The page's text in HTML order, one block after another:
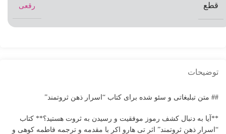
قطع رقعی
توضیحات
## متن تبلیغاتی و سئو شده برای کتاب “اسرار ذهن ثروتمند”
**آیا به دنبال کشف رموز موفقیت و رسیدن به ثروت هستید؟** کتاب
“اسرار ذهن ثروتمند” اثر تی هارو اکر با مقدمه و ترجمه فاطمه کوهی و